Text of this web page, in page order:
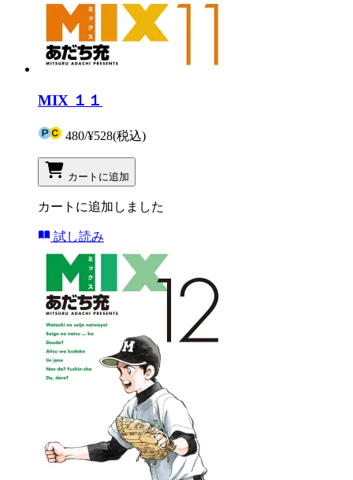
MIX １１
480/¥528(税込)
カートに追加
カートに追加しました
試し読み